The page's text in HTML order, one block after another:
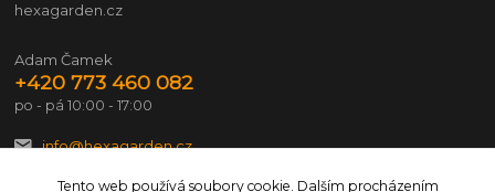
hexagarden.cz
Adam Čamek
+420 773 460 082
po - pá 10:00 - 17:00
info@hexagarden.cz
Tento web používá soubory cookie. Dalším procházením